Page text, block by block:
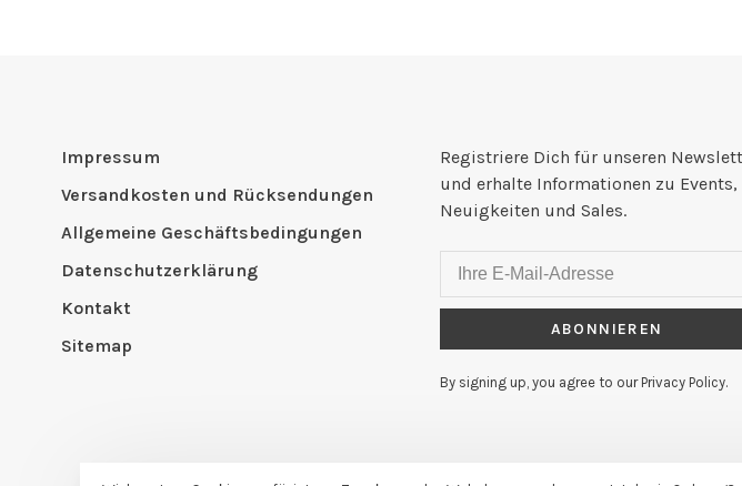
Impressum
Versandkosten und Rücksendungen
Allgemeine Geschäftsbedingungen
Datenschutzerklärung
Kontakt
Sitemap
Registriere Dich für unseren
und erhalte Informationen zu Events,
Neuigkeiten und Sales.
ABONNIEREN
By signing up, you agree to our Privacy Policy.